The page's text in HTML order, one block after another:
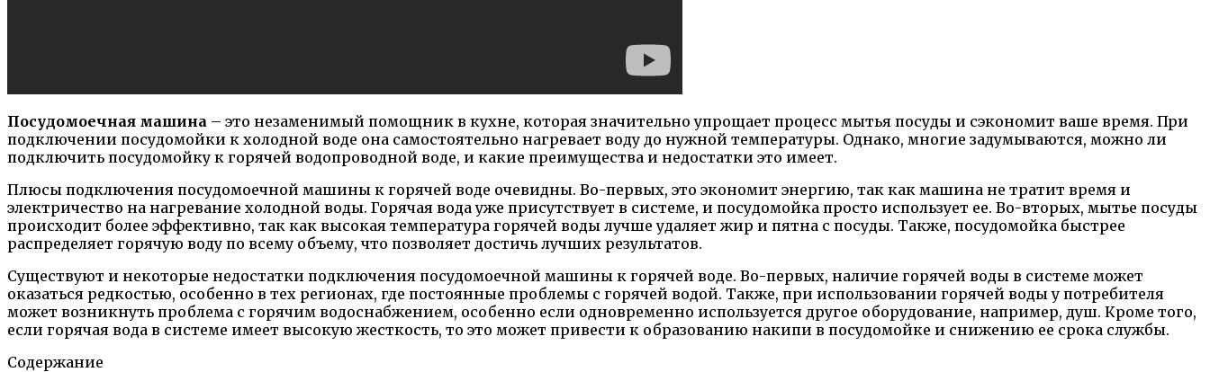
Посудомоечная машина – это незаменимый помощник в кухне, которая значительно упрощает процесс мытья посуды и сэкономит ваше время. При
подключении посудомойки к холодной воде она самостоятельно нагревает воду до нужной температуры. Однако, многие задумываются, можно ли
подключить посудомойку к горячей водопроводной воде, и какие преимущества и недостатки это имеет.
Плюсы подключения посудомоечной машины к горячей воде очевидны. Во-первых, это экономит энергию, так как машина не тратит время и
электричество на нагревание холодной воды. Горячая вода уже присутствует в системе, и посудомойка просто использует ее. Во-вторых, мытье посуды
происходит более эффективно, так как высокая температура горячей воды лучше удаляет жир и пятна с посуды. Также, посудомойка быстрее
распределяет горячую воду по всему объему, что позволяет достичь лучших результатов.
Существуют и некоторые недостатки подключения посудомоечной машины к горячей воде. Во-первых, наличие горячей воды в системе может
оказаться редкостью, особенно в тех регионах, где постоянные проблемы с горячей водой. Также, при использовании горячей воды у потребителя
может возникнуть проблема с горячим водоснабжением, особенно если одновременно используется другое оборудование, например, душ. Кроме того,
если горячая вода в системе имеет высокую жесткость, то это может привести к образованию накипи в посудомойке и снижению ее срока службы.
Содержание